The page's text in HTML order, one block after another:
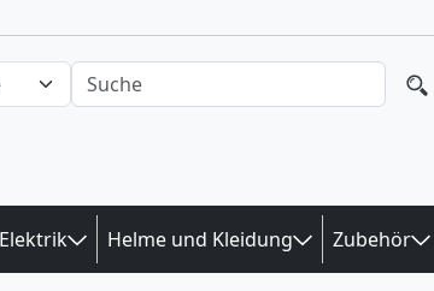
Auswahl Kategorien
nach Produkten suchen
Elektrik Helme und Kleidung Zubehör